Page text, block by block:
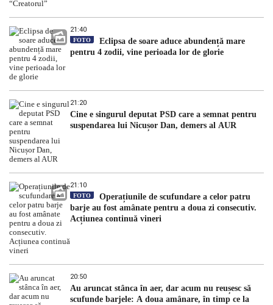
21:40
FOTO
Eclipsa de soare aduce abundență mare
pentru 4 zodii, vine perioada lor de glorie
21:20
Cine e singurul deputat PSD care a semnat pentru
suspendarea lui Nicușor Dan, demers al AUR
21:10
FOTO
Operațiunile de scufundare a celor patru
barje au fost amânate pentru a doua zi consecutiv.
Acțiunea continuă vineri
20:50
Au aruncat stânca în aer, dar acum nu reușesc să
scufunde barjele: A doua amânare, în timp ce la